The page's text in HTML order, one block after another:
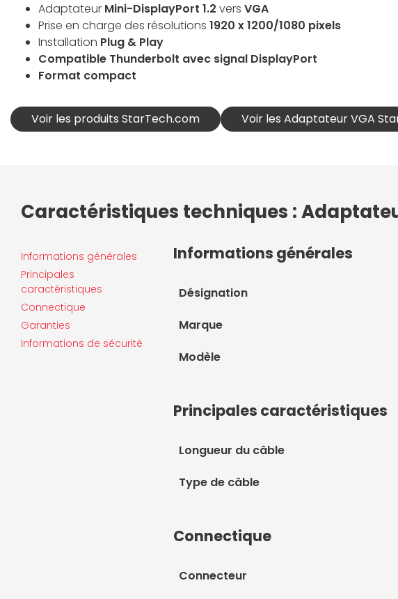
Adaptateur Mini-DisplayPort 1.2 vers VGA
Prise en charge des résolutions 1920 x 1200/1080 pixels
Installation Plug & Play
Compatible Thunderbolt avec signal DisplayPort
Format compact
Voir les produits StarTech.com Voir les Adaptateur VGA
Caractéristiques techniques :
Informations générales
Principales
caractéristiques
Connectique
Garanties
Informations de sécurité
Informations générales
Désignation
Marque
Modèle
Principales caractéristiques
Longueur du câble
Type de câble
Connectique
Connecteur